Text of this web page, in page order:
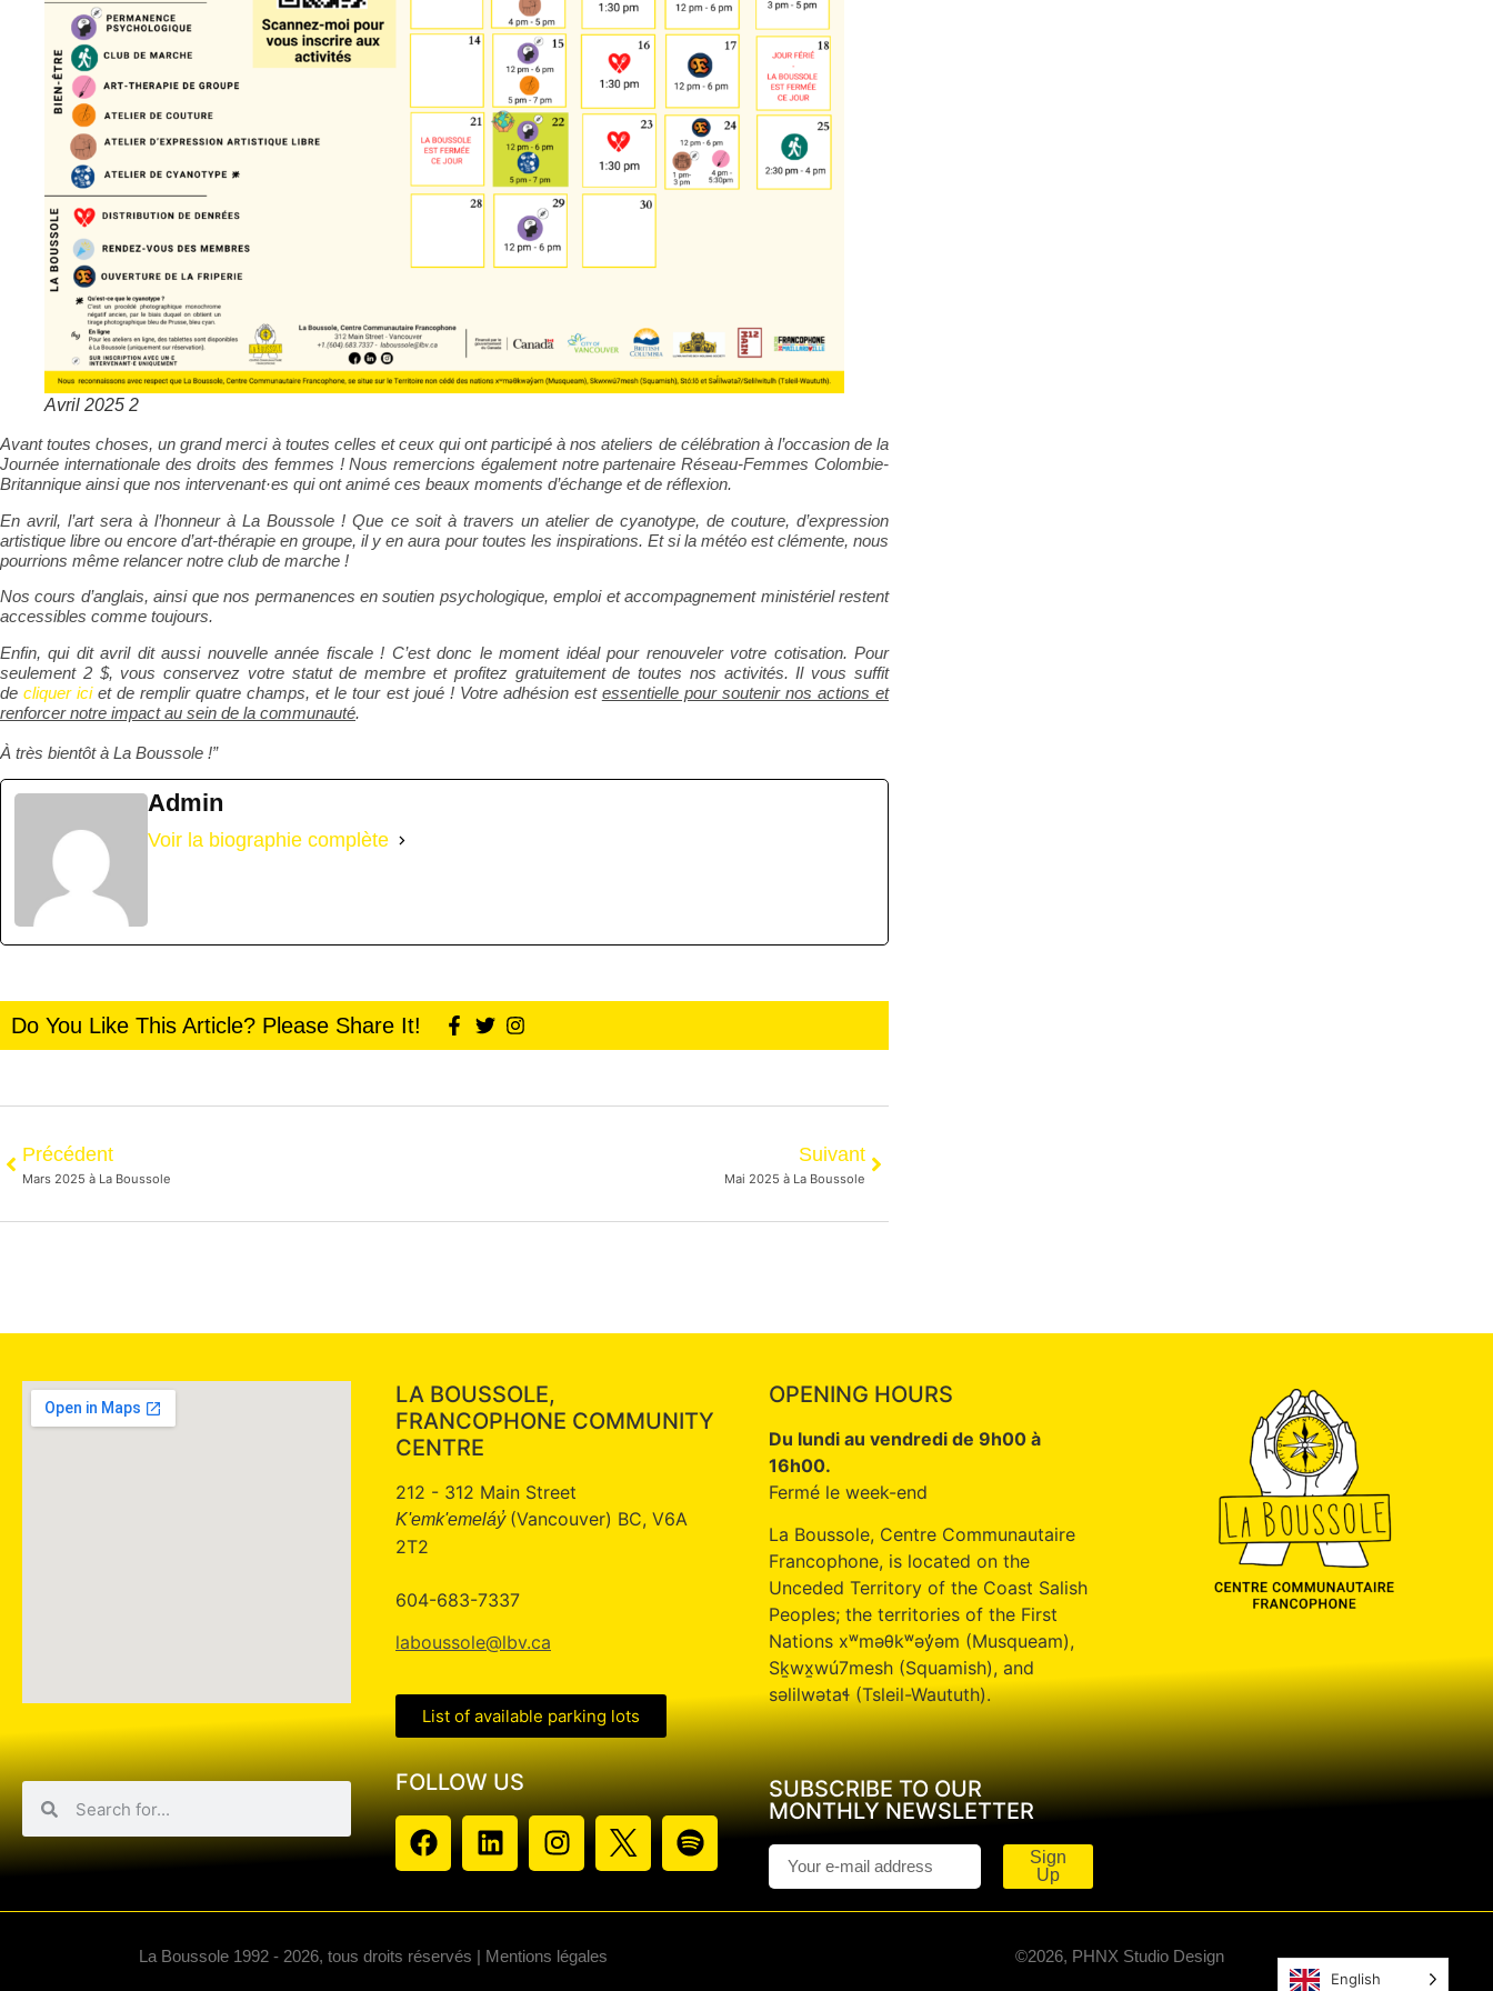
Avril 2025 2
Avant toutes choses, un grand merci à toutes celles et ceux qui ont participé à nos ateliers de célébration à l’occasion de la
Journée internationale des droits des femmes ! Nous remercions également notre partenaire Réseau-Femmes Colombie-
Britannique ainsi que nos intervenant·es qui ont animé ces beaux moments d’échange et de réflexion.
En avril, l’art sera à l’honneur à La Boussole ! Que ce soit à travers un atelier de cyanotype, de couture, d’expression
artistique libre ou encore d’art-thérapie en groupe, il y en aura pour toutes les inspirations. Et si la météo est clémente, nous
pourrions même relancer notre club de marche !
Nos cours d’anglais, ainsi que nos permanences en soutien psychologique, emploi et accompagnement ministériel restent
accessibles comme toujours.
Enfin, qui dit avril dit aussi nouvelle année fiscale ! C’est donc le moment idéal pour renouveler votre cotisation. Pour
seulement 2 $, vous conservez votre statut de membre et profitez gratuitement de toutes nos activités. Il vous suffit
decliquer iciet de remplir quatre champs, et le tour est joué ! Votre adhésion est essentielle pour soutenir nos actions et
renforcer notre impact au sein de la communauté.
À très bientôt à La Boussole !”
Admin
Voir la biographie complète
Do You Like This Article? Please Share It!
Précédent
Mars 2025 à La Boussole
Suivant
Mai 2025 à La Boussole
LA BOUSSOLE,
FRANCOPHONE COMMUNITY
CENTRE
212 - 312 Main Street
K'emk'emeláy̓ (Vancouver) BC, V6A
2T2
604-683-7337
laboussole@lbv.ca
List of available parking lots
FOLLOW US
OPENING HOURS
Du lundi au vendredi de 9h00 à
16h00.
Fermé le week-end
La Boussole, Centre Communautaire
Francophone, is located on the
Unceded Territory of the Coast Salish
Peoples; the territories of the First
Nations xʷməθkʷəy̓əm (Musqueam),
Sḵwx̱wú7mesh (Squamish), and
səlilwətaɬ (Tsleil-Waututh).
SUBSCRIBE TO OUR
MONTHLY NEWSLETTER
Sign
Up
La Boussole 1992 - 2026, tous droits réservés | Mentions légales ©2026, PHNX Studio Design
English